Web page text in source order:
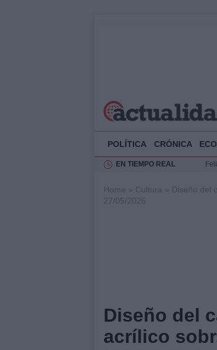
POLÍTICA CRÓNICA
EN TIEMPO REAL
Home » Cultura » Diseño del
27/05/2026
Diseño del
acrílico